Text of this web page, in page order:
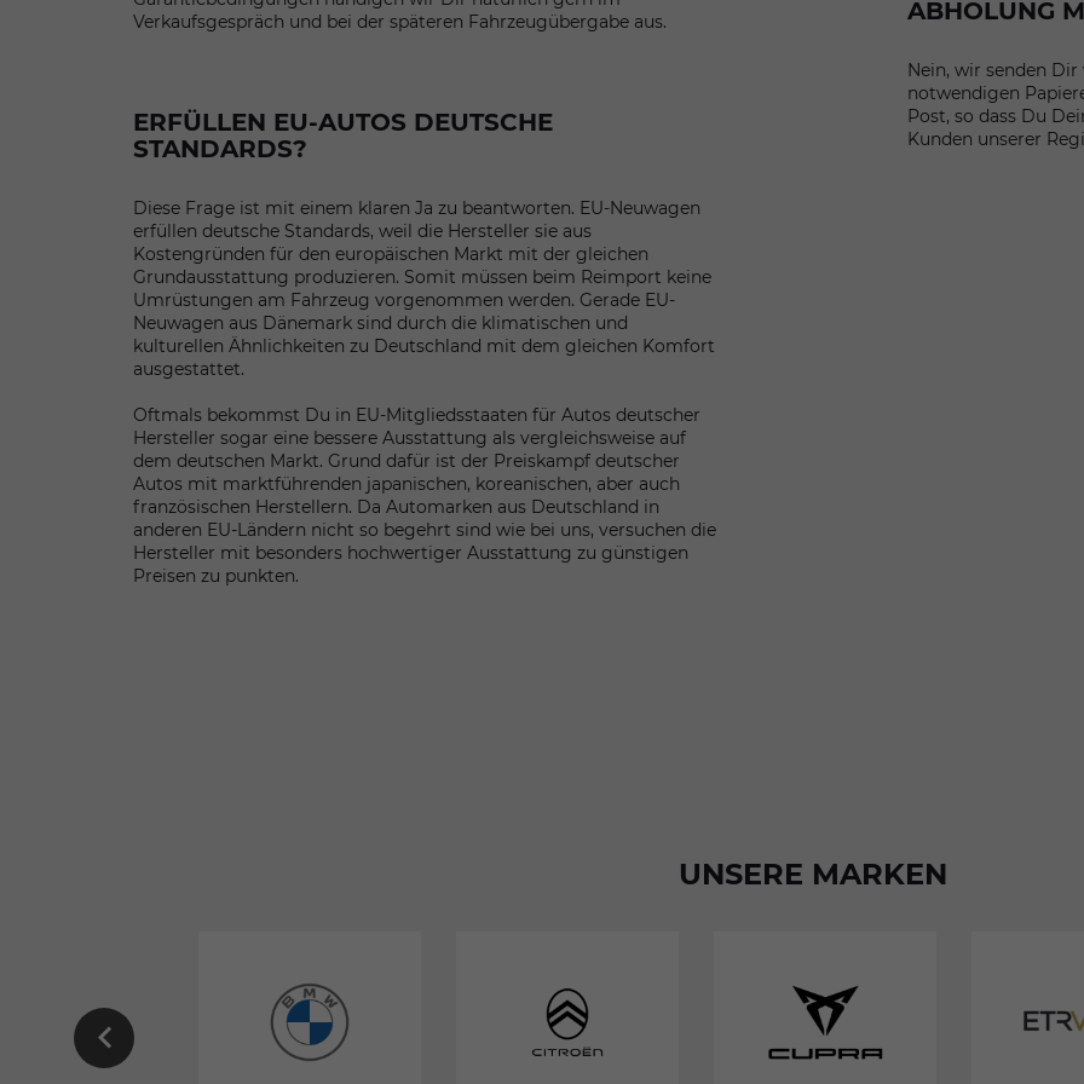
Verkaufsgespräch und bei der späteren Fahrzeugübergabe aus.
ERFÜLLEN EU-AUTOS DEUTSCHE
STANDARDS?
Diese Frage ist mit einem klaren Ja zu beantworten. EU-Neuwagen
erfüllen deutsche Standards, weil die Hersteller sie aus
Kostengründen für den europäischen Markt mit der gleichen
Grundausstattung produzieren. Somit müssen beim Reimport keine
Umrüstungen am Fahrzeug vorgenommen werden. Gerade EU-
Neuwagen aus Dänemark sind durch die klimatischen und
kulturellen Ähnlichkeiten zu Deutschland mit dem gleichen Komfort
ausgestattet.
Oftmals bekommst Du in EU-Mitgliedsstaaten für Autos deutscher
Hersteller sogar eine bessere Ausstattung als vergleichsweise auf
dem deutschen Markt. Grund dafür ist der Preiskampf deutscher
Autos mit marktführenden japanischen, koreanischen, aber auch
französischen Herstellern. Da Automarken aus Deutschland in
anderen EU-Ländern nicht so begehrt sind wie bei uns, versuchen die
Hersteller mit besonders hochwertiger Ausstattung zu günstigen
Preisen zu punkten.
ABHOLUNG
Nein, wir senden
notwendigen
Post, so dass Du
Kunden unserer
UNSERE MARKEN